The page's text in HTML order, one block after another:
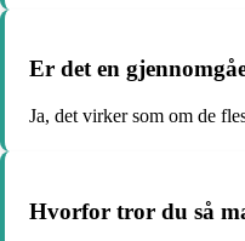
Er det en
Ja, det virker som om de
Hvorfor tror du så